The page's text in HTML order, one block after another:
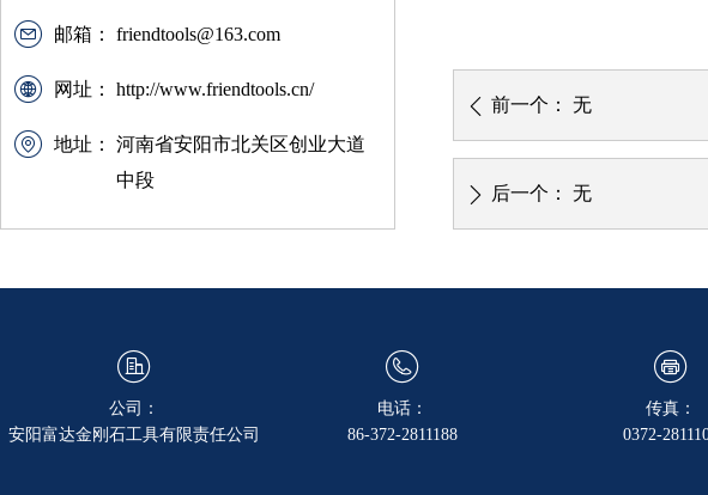
邮箱： friendtools@163.com
网址： http://www.friendtools.cn/
地址：
河南省安阳市北关区创业大道
中段
ꄴ 前一个： 无
ꄲ 后一个： 无
公司：
安阳富达金刚石工具有限责任公司
电话：
86-372-2811188
传真：
0372-